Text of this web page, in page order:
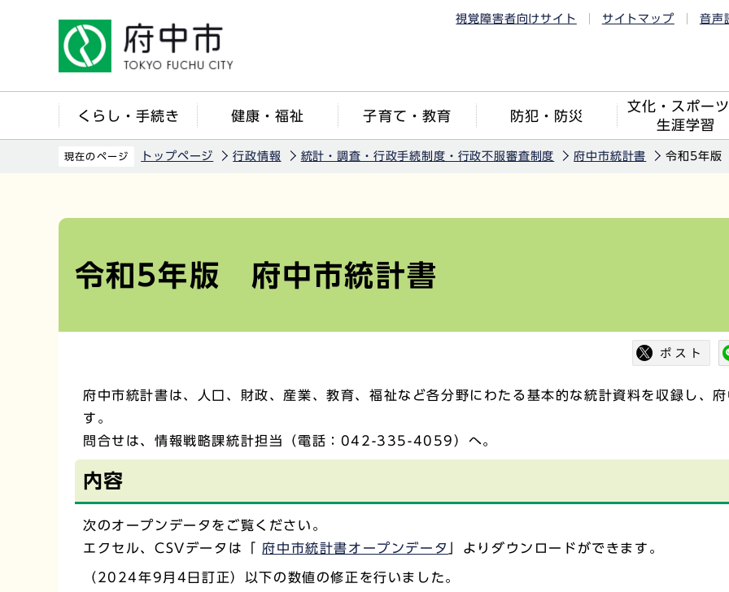
視覚障害者向けサイト サイトマップ 音声
くらし・手続き 健康・福祉 子育て・教育 防犯・防災
文化・スポー
生涯学習
現在のページ トップページ 行政情報 統計・調査・行政手続制度・行政不服審査制度 府中市統計書 令和5年版
令和5年版 府中市統計書
府中市統計書は、人口、財政、産業、教育、福祉など各分野にわたる基本的な統計資料を収録し、
す。
問合せは、情報戦略課統計担当（電話：042-335-4059）へ。
内容
次のオープンデータをご覧ください。
エクセル、CSVデータは「 府中市統計書オープンデータ 」よりダウンロードができます。
（2024年9月4日訂正）以下の数値の修正を行いました。